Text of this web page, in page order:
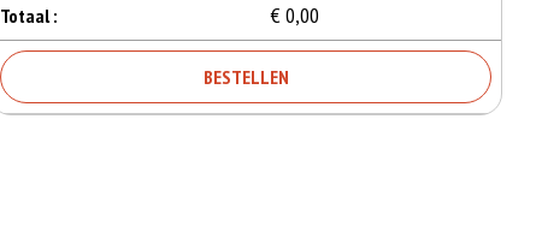
Totaal : € 0,00
BESTELLEN